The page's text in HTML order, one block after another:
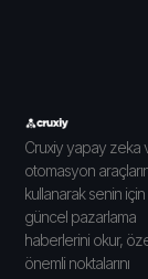
Cruxiy yapay zeka
otomasyon
kullanarak senin için
güncel pazarlama
haberlerini okur,
önemli noktalarını